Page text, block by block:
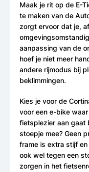
Maak je rit op de E-
te maken van de
zorgt ervoor dat je,
aanpassing van de
hoef je niet meer
andere rijmodus bij
beklimmingen.
Kies je voor de
voor een e-bike
fietsplezier aan gaat
stoepje mee? Geen
frame is extra stijf
ook wel tegen een
zorgen in het